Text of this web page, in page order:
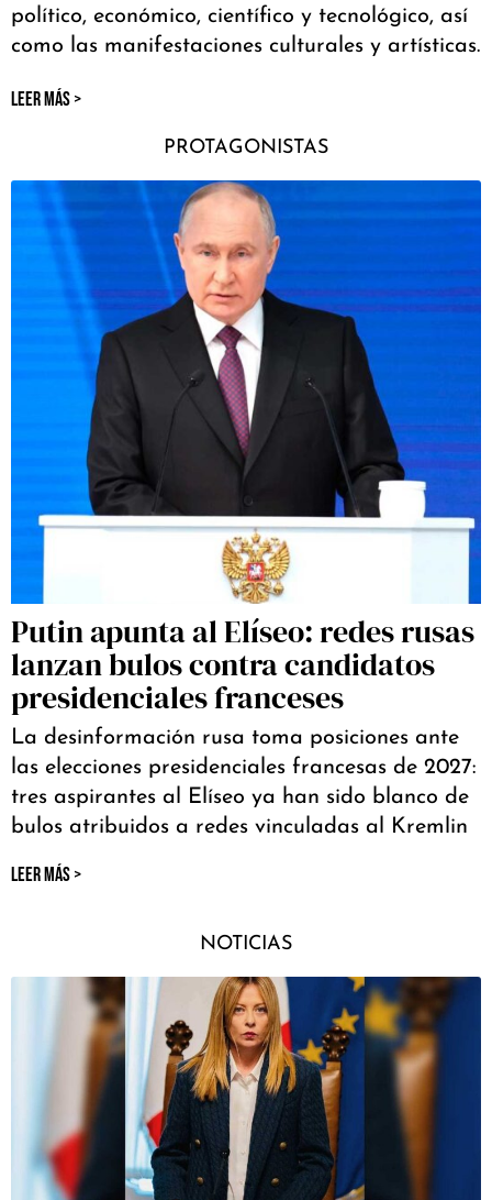
político, económico, científico y tecnológico, así
como las manifestaciones culturales y artísticas.
LEER MÁS >
PROTAGONISTAS
Putin apunta al Elíseo: redes rusas
lanzan bulos contra candidatos
presidenciales franceses
La desinformación rusa toma posiciones ante
las elecciones presidenciales francesas de 2027:
tres aspirantes al Elíseo ya han sido blanco de
bulos atribuidos a redes vinculadas al Kremlin
LEER MÁS >
NOTICIAS